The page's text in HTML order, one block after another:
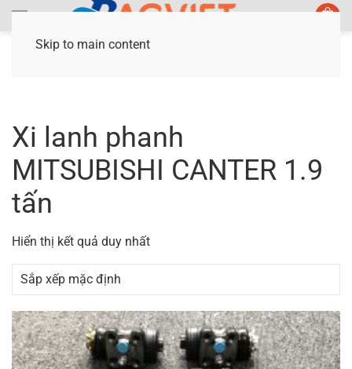
Skip to main content
Xi lanh phanh
MITSUBISHI CANTER 1.9
tấn
Hiển thị kết quả duy nhất